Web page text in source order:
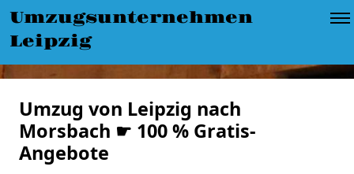
Umzugsunternehmen
Leipzig
Umzug von Leipzig nach
Morsbach ☛ 100 % Gratis-
Angebote